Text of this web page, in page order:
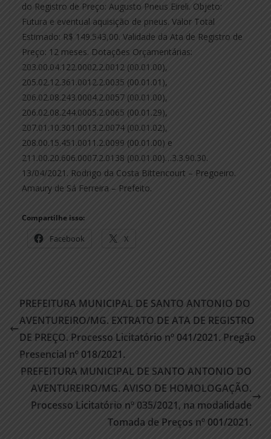
do Registro de Preço: Augusto Pneus Eireli. Objeto:
Futura e eventual aquisição de pneus. Valor Total
Estimado: R$ 149.543,00. Validade da Ata de Registro de
Preço: 12 meses. Dotações Orçamentárias:
203.00.04.122.0002.2.0012 (00.01.00),
205.02.12.361.0012.2.0035 (00.01.01),
206.02.08.243.0004.2.0057 (00.01.00),
206.02.08.244.0005.2.0065 (00.01.29),
207.01.10.301.0013.2.0074 (00.01.02),
208.00.15.451.0011.2.0099 (00.01.00) e
211.00.20.606.0007.2.0138 (00.01.00)…3.3.90.30.
13/04/2021. Rodrigo da Costa Bittencourt – Pregoeiro.
Amaury de Sá Ferreira – Prefeito.
Compartilhe isso:
Facebook X
PREFEITURA MUNICIPAL DE SANTO ANTONIO DO
AVENTUREIRO/MG. EXTRATO DE ATA DE REGISTRO
DE PREÇO. Processo Licitatório nº 041/2021. Pregão
Presencial nº 018/2021.
PREFEITURA MUNICIPAL DE SANTO ANTONIO DO
AVENTUREIRO/MG. AVISO DE HOMOLOGAÇÃO.
Processo Licitatório nº 035/2021, na modalidade
Tomada de Preços nº 001/2021.